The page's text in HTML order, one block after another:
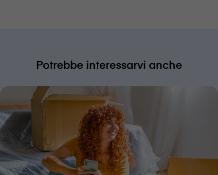
Potrebbe interessarvi anche